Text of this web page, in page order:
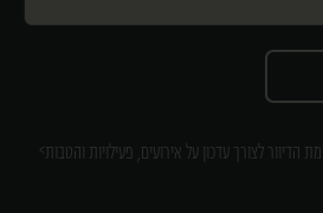
לצורך עדכון על אירועים, פעילויות והטבות>